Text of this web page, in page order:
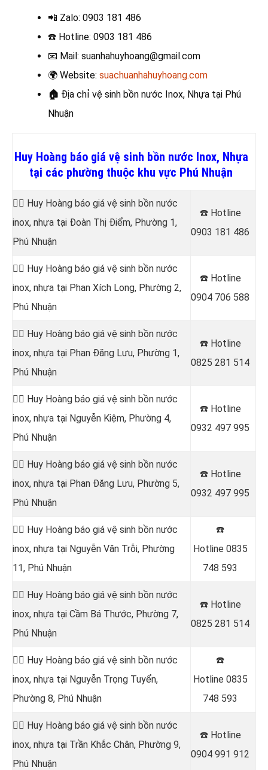
📲 Zalo: 0903 181 486
☎️ Hotline: 0903 181 486
📧 Mail: suanhahuyhoang@gmail.com
🌍 Website: suachuanhahuyhoang.com
🏠 Địa chỉ vệ sinh bồn nước Inox, Nhựa tại Phú
Nhuận
Huy Hoàng báo giá vệ sinh bồn nước Inox, Nhựa
tại các phường thuộc khu vực Phú Nhuận
👷‍♂️ Huy Hoàng báo giá vệ sinh bồn nước
inox, nhựa tại Đoàn Thị Điểm, Phường 1,
Phú Nhuận
☎️ Hotline
0903 181 486
👷‍♂️ Huy Hoàng báo giá vệ sinh bồn nước
inox, nhựa tại Phan Xích Long, Phường 2,
Phú Nhuận
☎️ Hotline
0904 706 588
👷‍♂️ Huy Hoàng báo giá vệ sinh bồn nước
inox, nhựa tại Phan Đăng Lưu, Phường 1,
Phú Nhuận
☎️ Hotline
0825 281 514
👷‍♂️ Huy Hoàng báo giá vệ sinh bồn nước
inox, nhựa tại Nguyễn Kiệm, Phường 4,
Phú Nhuận
☎️ Hotline
0932 497 995
👷‍♂️ Huy Hoàng báo giá vệ sinh bồn nước
inox, nhựa tại Phan Đăng Lưu, Phường 5,
Phú Nhuận
☎️ Hotline
0932 497 995
👷‍♂️ Huy Hoàng báo giá vệ sinh bồn nước
inox, nhựa tại Nguyễn Văn Trỗi, Phường
11, Phú Nhuận
☎️
Hotline 0835
748 593
👷‍♂️ Huy Hoàng báo giá vệ sinh bồn nước
inox, nhựa tại Cầm Bá Thước, Phường 7,
Phú Nhuận
☎️ Hotline
0825 281 514
👷‍♂️ Huy Hoàng báo giá vệ sinh bồn nước
inox, nhựa tại Nguyễn Trọng Tuyển,
Phường 8, Phú Nhuận
☎️
Hotline 0835
748 593
👷‍♂️ Huy Hoàng báo giá vệ sinh bồn nước
inox, nhựa tại Trần Khắc Chân, Phường 9,
Phú Nhuận
☎️ Hotline
0904 991 912